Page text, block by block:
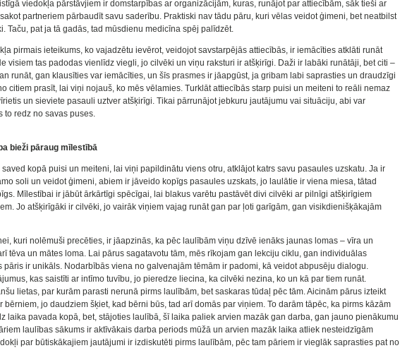
viedokļa pārstāvjiem ir domstarpības ar organizācijām, kuras, runājot par attiecībām, sāk tieši ar
partneriem pārbaudīt savu saderību. Praktiski nav tādu pāru, kuri vēlas veidot ģimeni, bet neatbilst
Taču, pat ja tā gadās, tad mūsdienu medicīna spēj palīdzēt.
pirmais ieteikums, ko vajadzētu ievērot, veidojot savstarpējās attiecībās, ir iemācīties atklāti runāt
visiem tas padodas vienlīdz viegli, jo cilvēki un viņu raksturi ir atšķirīgi. Daži ir labāki runātāji, bet citi –
runāt, gan klausīties var iemācīties, un šīs prasmes ir jāapgūst, ja gribam labi saprasties un draudzīgi
citiem prasīt, lai viņi nojauš, ko mēs vēlamies. Turklāt attiecībās starp puisi un meiteni to reāli nemaz
un sieviete pasauli uztver atšķirīgi. Tikai pārrunājot jebkuru jautājumu vai situāciju, abi var
to redz no savas puses.
bieži pāraug mīlestībā
kopā puisi un meiteni, lai viņi papildinātu viens otru, atklājot katrs savu pasaules uzskatu. Ja ir
soli un veidot ģimeni, abiem ir jāveido kopīgs pasaules uzskats, jo laulātie ir viena miesa, tātad
Mīlestībai ir jābūt ārkārtīgi spēcīgai, lai blakus varētu pastāvēt divi cilvēki ar pilnīgi atšķirīgiem
Jo atšķirīgāki ir cilvēki, jo vairāk viņiem vajag runāt gan par ļoti garīgām, gan visikdienišķākajām
kuri nolēmuši precēties, ir jāapzinās, ka pēc laulībām viņu dzīvē ienāks jaunas lomas – vīra un
tēva un mātes loma. Lai pārus sagatavotu tām, mēs rīkojam gan lekciju ciklu, gan individuālas
pāris ir unikāls. Nodarbībās viena no galvenajām tēmām ir padomi, kā veidot abpusēju dialogu.
kas saistīti ar intīmo tuvību, jo pieredze liecina, ka cilvēki nezina, ko un kā par tiem runāt.
lietas, par kurām parasti nerunā pirms laulībām, bet saskaras tūdaļ pēc tām. Aicinām pārus izteikt
bērniem, jo daudziem šķiet, kad bērni būs, tad arī domās par viņiem. To darām tāpēc, ka pirms kāzām
laika pavada kopā, bet, stājoties laulībā, šī laika paliek arvien mazāk gan darba, gan jauno pienākumu
laulības sākums ir aktīvākais darba periods mūžā un arvien mazāk laika atliek nesteidzīgām
par būtiskākajiem jautājumi ir izdiskutēti pirms laulībām, pēc tam pāriem ir vieglāk saprasties pat no